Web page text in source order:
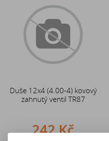
Duše 12x4 (4.00-4) kovový
zahnutý ventil TR87
242 Kč